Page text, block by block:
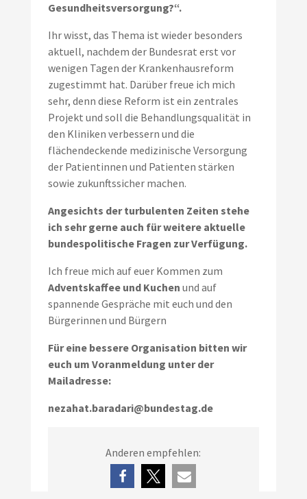
Gesundheitsversorgung?“.
Ihr wisst, das Thema ist wieder besonders
aktuell, nachdem der Bundesrat erst vor
wenigen Tagen der Krankenhausreform
zugestimmt hat. Darüber freue ich mich
sehr, denn diese Reform ist ein zentrales
Projekt und soll die Behandlungsqualität in
den Kliniken verbessern und die
flächendeckende medizinische Versorgung
der Patientinnen und Patienten stärken
sowie zukunftssicher machen.
Angesichts der turbulenten Zeiten stehe
ich sehr gerne auch für weitere aktuelle
bundespolitische Fragen zur Verfügung.
Ich freue mich auf euer Kommen zum
Adventskaffee und Kuchen und auf
spannende Gespräche mit euch und den
Bürgerinnen und Bürgern
Für eine bessere Organisation bitten wir
euch um Voranmeldung unter der
Mailadresse:
nezahat.baradari@bundestag.de
Anderen empfehlen: